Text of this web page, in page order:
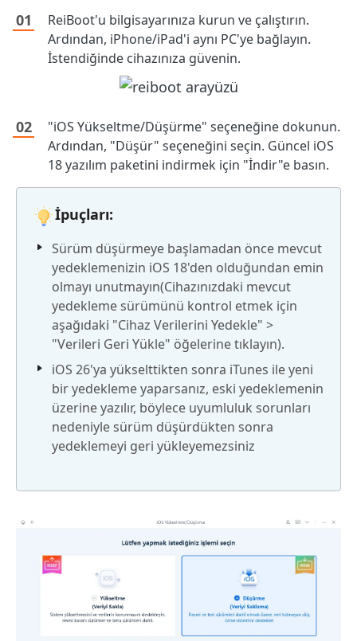
ReiBoot'u bilgisayarınıza kurun ve çalıştırın.
Ardından, iPhone/iPad'i aynı PC'ye bağlayın.
İstendiğinde cihazınıza güvenin.
"iOS Yükseltme/Düşürme" seçeneğine dokunun.
Ardından, "Düşür" seçeneğini seçin. Güncel iOS
18 yazılım paketini indirmek için "İndir"e basın.
İpuçları:
Sürüm düşürmeye başlamadan önce mevcut
yedeklemenizin iOS 18'den olduğundan emin
olmayı unutmayın(Cihazınızdaki mevcut
yedekleme sürümünü kontrol etmek için
aşağıdaki "Cihaz Verilerini Yedekle" >
"Verileri Geri Yükle" öğelerine tıklayın).
iOS 26'ya yükselttikten sonra iTunes ile yeni
bir yedekleme yaparsanız, eski yedeklemenin
üzerine yazılır, böylece uyumluluk sorunları
nedeniyle sürüm düşürdükten sonra
yedeklemeyi geri yükleyemezsiniz